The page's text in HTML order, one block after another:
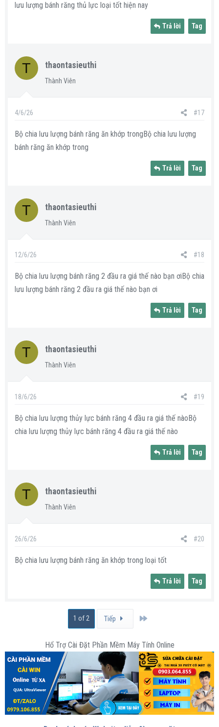
lưu lượng bánh răng thủ lực loại tốt hiện nay
Trả lời Tag
T thaontasieuthi
Thành Viên
4/6/26 #17
Bộ chia lưu lượng bánh răng ăn khớp trongBộ chia lưu lượng
bánh răng ăn khớp trong
Trả lời Tag
T thaontasieuthi
Thành Viên
12/6/26 #18
Bộ chia lưu lượng bánh răng 2 đầu ra giá thế nào bạn ơiBộ chia
lưu lượng bánh răng 2 đầu ra giá thế nào bạn ơi
Trả lời Tag
T thaontasieuthi
Thành Viên
18/6/26 #19
Bộ chia lưu lượng thủy lực bánh răng 4 đầu ra giá thế nàoBộ
chia lưu lượng thủy lực bánh răng 4 đầu ra giá thế nào
Trả lời Tag
T thaontasieuthi
Thành Viên
26/6/26 #20
Bộ chia lưu lượng bánh răng ăn khớp trong loại tốt
Trả lời Tag
1 of 2 Tiếp
Hổ Trợ Cài Đặt Phần Mềm Máy Tính Online